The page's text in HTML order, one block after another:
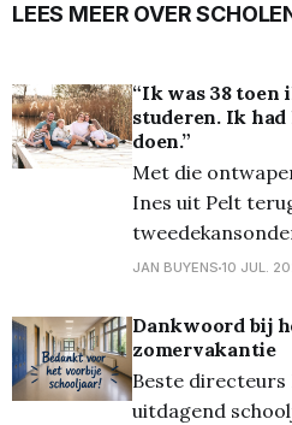
LEES MEER OVER
“Ik was 38 toen
studeren. Ik
doen.”
Met die
Ines uit Pelt
in Lommel. Na
invaliditeit, maar
stil te blijven
mijn leven dan
JAN BUYENS 10 JUL.
Dankwoord bij
zomervakantie
Beste directeurs Na een intens en
uitdagend